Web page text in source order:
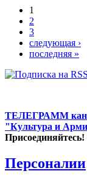
1
2
3
следующая ›
последняя »
ТЕЛЕГРАММ
"Культура и
Присоединяйтесь!
Персоналии